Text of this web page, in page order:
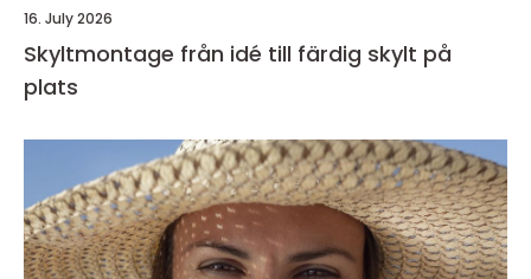
16. July 2026
Skyltmontage från idé till färdig skylt på
plats